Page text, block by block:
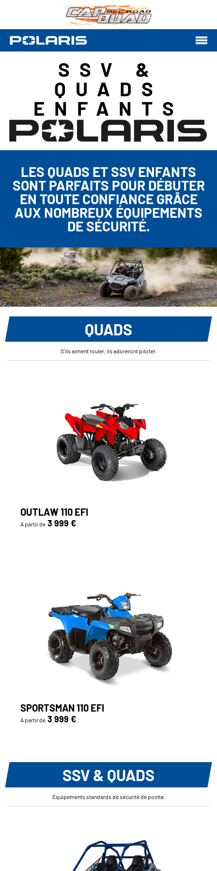
SSV &
QUADS
ENFANTS
LES QUADS ET SSV ENFANTS
SONT PARFAITS POUR DÉBUTER
EN TOUTE CONFIANCE GRÂCE
AUX NOMBREUX ÉQUIPEMENTS
DE SÉCURITÉ.
QUADS
S’ils aiment rouler, ils adoreront piloter.
OUTLAW 110 EFI
A partir de 3 999 €
SPORTSMAN 110 EFI
A partir de 3 999 €
SSV & QUADS
Équipements standards de sécurité de pointe.